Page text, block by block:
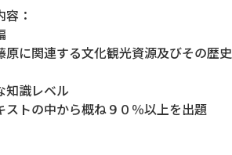
容：
原に関連する文化観光資源及びその歴
知識レベル
ストの中から概ね９０％以上を出題